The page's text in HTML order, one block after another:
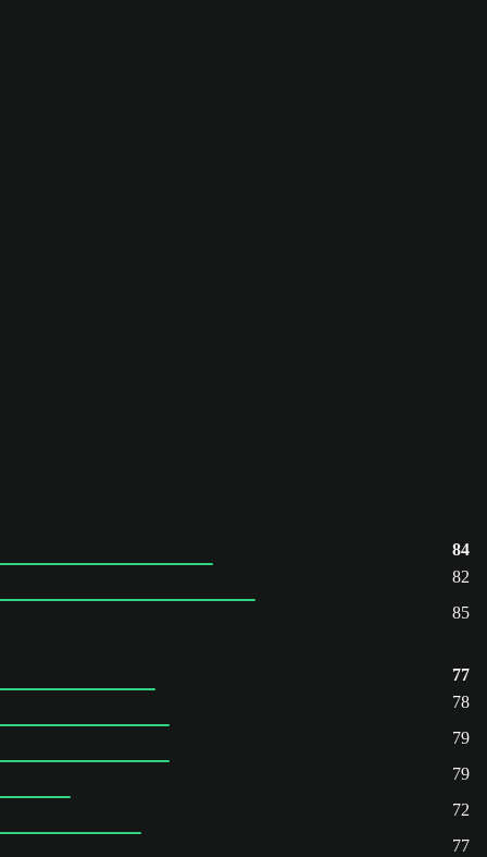
84
82
85
77
78
79
79
72
77